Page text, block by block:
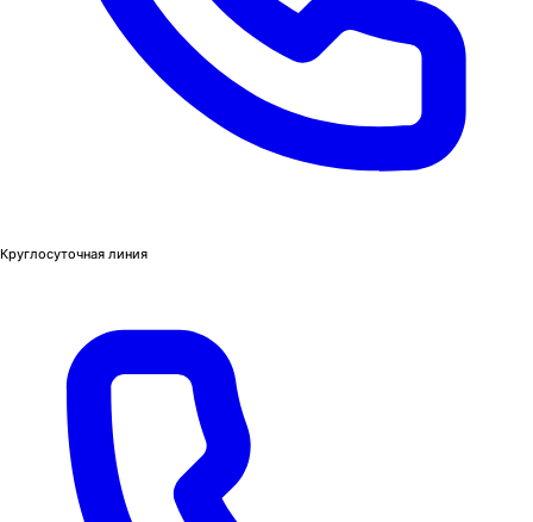
Круглосуточная линия